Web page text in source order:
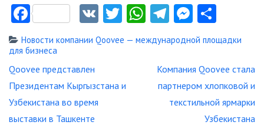
FacebookVK Twitter
WhatsApp
Telegram
Новости компании Qoovee — международной площадки
для бизнеса
Навигация
по
записям
Qoovee представлен
Президентам Кыргызстана и
Узбекистана во время
выставки в Ташкенте
Компания Qoovee стала
партнером хлопковой и
текстильной ярмарки
Узбекистана